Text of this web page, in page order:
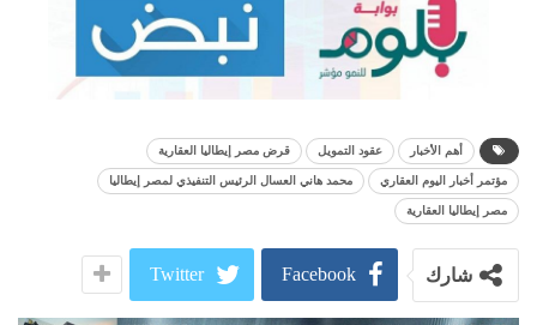
أهم الأخبار عقود التمويل قرض مصر إيطاليا العقارية
مؤتمر أخبار اليوم العقاري محمد هاني العسال الرئيس التنفيذي لمصر إيطاليا
مصر إيطاليا العقارية
شارك Facebook
Twitter